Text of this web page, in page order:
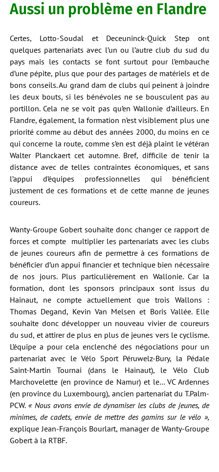
Aussi un problème en Flandre
Certes, Lotto-Soudal et Deceuninck-Quick Step ont
quelques partenariats avec l’un ou l’autre club du sud du
pays mais les contacts se font surtout pour l’embauche
d’une pépite, plus que pour des partages de matériels et de
bons conseils. Au grand dam de clubs qui peinent à joindre
les deux bouts, si les bénévoles ne se bousculent pas au
portillon. Cela ne se voit pas qu’en Wallonie d’ailleurs. En
Flandre, également, la formation n’est visiblement plus une
priorité comme au début des années 2000, du moins en ce
qui concerne la route, comme s’en est déjà plaint le vétéran
Walter Planckaert cet automne. Bref, difficile de tenir la
distance avec de telles contraintes économiques, et sans
l’appui d’équipes professionnelles qui bénéficient
justement de ces formations et de cette manne de jeunes
coureurs.
Wanty-Groupe Gobert souhaite donc changer ce rapport de
forces et compte multiplier les partenariats avec les clubs
de jeunes coureurs afin de permettre à ces formations de
bénéficier d’un appui financier et technique bien nécessaire
de nos jours. Plus particulièrement en Wallonie. Car la
formation, dont les sponsors principaux sont issus du
Hainaut, ne compte actuellement que trois Wallons :
Thomas Degand, Kevin Van Melsen et Boris Vallée. Elle
souhaite donc développer un nouveau vivier de coureurs
du sud, et attirer de plus en plus de jeunes vers le cyclisme.
L’équipe a pour cela enclenché des négociations pour un
partenariat avec le Vélo Sport Péruwelz-Bury, la Pédale
Saint-Martin Tournai (dans le Hainaut), le Vélo Club
Marchovelette (en province de Namur) et le… VC Ardennes
(en province du Luxembourg), ancien partenariat du T.Palm-
PCW. « Nous avons envie de dynamiser les clubs de jeunes, de
minimes, de cadets, envie de mettre des gamins sur le vélo »,
explique Jean-François Bourlart, manager de Wanty-Groupe
Gobert à la RTBF.